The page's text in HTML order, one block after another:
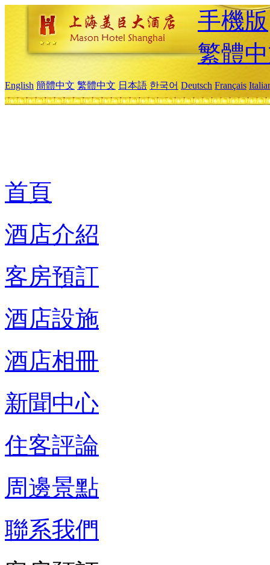
手機版
繁體
English 簡體中文 繁體中文 日本語 한국어 Deutsch Français
首頁
酒店介紹
客房預訂
酒店設施
酒店相冊
新聞中心
住客評論
周邊景點
聯系我們